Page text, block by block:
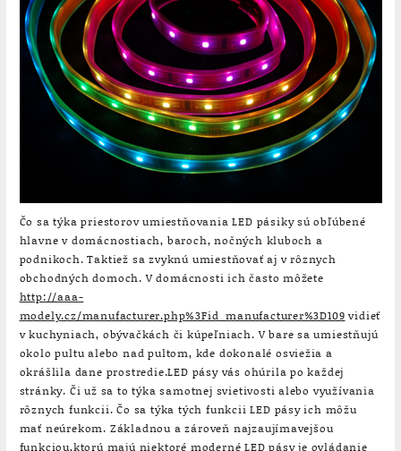
Čo sa týka priestorov umiestňovania LED pásiky sú obľúbené
hlavne v domácnostiach, baroch, nočných kluboch a
podnikoch. Taktiež sa zvyknú umiestňovať aj v rôznych
obchodných domoch. V domácnosti ich často môžete
http://aaa-
modely.cz/manufacturer.php%3Fid_manufacturer%3D109 vidieť
v kuchyniach, obývačkách či kúpeľniach. V bare sa umiestňujú
okolo pultu alebo nad pultom, kde dokonalé osviežia a
okrášlila dane prostredie.LED pásy vás ohúrila po každej
stránky. Či už sa to týka samotnej svietivosti alebo využívania
rôznych funkcii. Čo sa týka tých funkcii LED pásy ich môžu
mať neúrekom. Základnou a zároveň najzaujímavejšou
funkciou,ktorú majú niektoré moderné LED pásy je ovládanie